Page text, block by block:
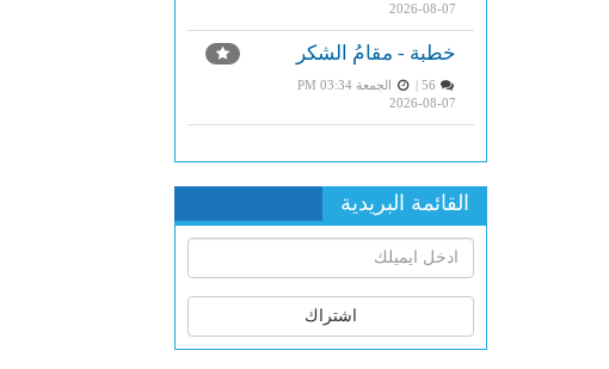
2026-08-07
خطبة - مقامُ الشكر
الجمعة PM 03:34
2026-08-07
القائمة البريدية
اشتراك